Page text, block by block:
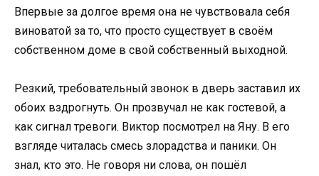
Впервые за долгое время она не чувствовала себя
виноватой за то, что просто существует в своём
собственном доме в свой собственный выходной.
Резкий, требовательный звонок в дверь заставил их
обоих вздрогнуть. Он прозвучал не как гостевой, а
как сигнал тревоги. Виктор посмотрел на Яну. В его
взгляде читалась смесь злорадства и паники. Он
знал, кто это. Не говоря ни слова, он пошёл